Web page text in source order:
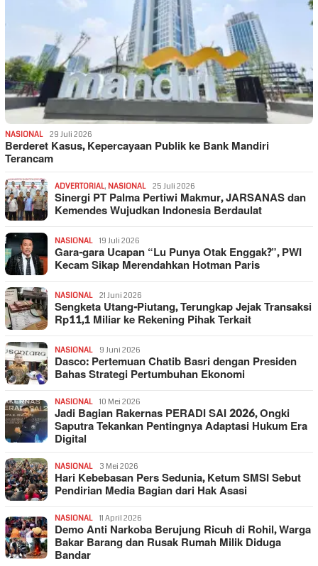
NASIONAL 29 Juli 2026
Berderet Kasus, Kepercayaan Publik ke Bank Mandiri
Terancam
ADVERTORIAL, NASIONAL 25 Juli 2026
Sinergi PT Palma Pertiwi Makmur, JARSANAS dan
Kemendes Wujudkan Indonesia Berdaulat
NASIONAL 19 Juli 2026
Gara-gara Ucapan “Lu Punya Otak Enggak?”, PWI
Kecam Sikap Merendahkan Hotman Paris
NASIONAL 21 Juni 2026
Sengketa Utang-Piutang, Terungkap Jejak Transaksi
Rp11,1 Miliar ke Rekening Pihak Terkait
NASIONAL 9 Juni 2026
Dasco: Pertemuan Chatib Basri dengan Presiden
Bahas Strategi Pertumbuhan Ekonomi
NASIONAL 10 Mei 2026
Jadi Bagian Rakernas PERADI SAI 2026, Ongki
Saputra Tekankan Pentingnya Adaptasi Hukum Era
Digital
NASIONAL 3 Mei 2026
Hari Kebebasan Pers Sedunia, Ketum SMSI Sebut
Pendirian Media Bagian dari Hak Asasi
NASIONAL 11 April 2026
Demo Anti Narkoba Berujung Ricuh di Rohil, Warga
Bakar Barang dan Rusak Rumah Milik Diduga
Bandar